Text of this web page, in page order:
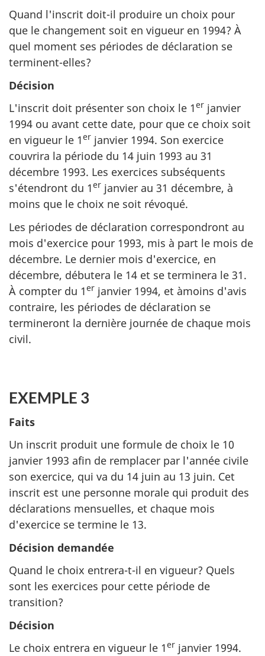
Quand l'inscrit doit-il produire un choix pour
que le changement soit en vigueur en 1994? À
quel moment ses périodes de déclaration se
terminent-elles?
Décision
L'inscrit doit présenter son choix le 1er janvier
1994 ou avant cette date, pour que ce choix soit
en vigueur le 1er janvier 1994. Son exercice
couvrira la période du 14 juin 1993 au 31
décembre 1993. Les exercices subséquents
s'étendront du 1er janvier au 31 décembre, à
moins que le choix ne soit révoqué.
Les périodes de déclaration correspondront au
mois d'exercice pour 1993, mis à part le mois de
décembre. Le dernier mois d'exercice, en
décembre, débutera le 14 et se terminera le 31.
À compter du 1er janvier 1994, et àmoins d'avis
contraire, les périodes de déclaration se
termineront la dernière journée de chaque mois
civil.
EXEMPLE 3
Faits
Un inscrit produit une formule de choix le 10
janvier 1993 afin de remplacer par l'année civile
son exercice, qui va du 14 juin au 13 juin. Cet
inscrit est une personne morale qui produit des
déclarations mensuelles, et chaque mois
d'exercice se termine le 13.
Décision demandée
Quand le choix entrera-t-il en vigueur? Quels
sont les exercices pour cette période de
transition?
Décision
Le choix entrera en vigueur le 1er janvier 1994.